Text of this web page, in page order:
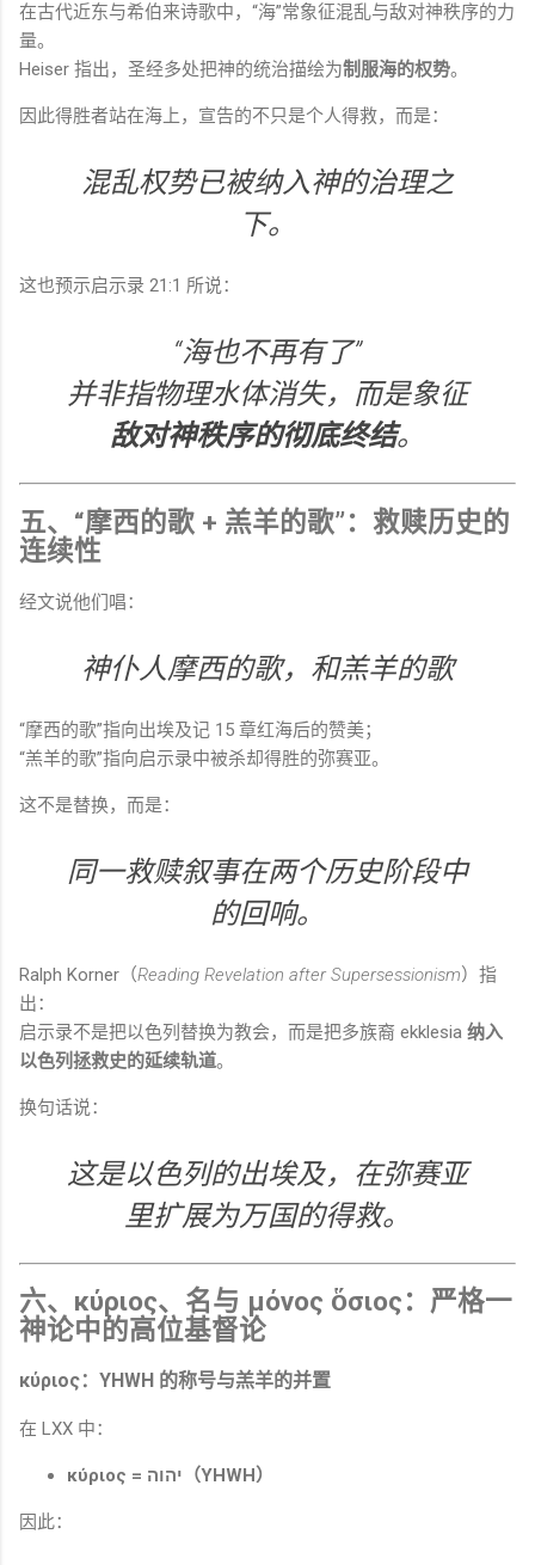
在古代近东与希伯来诗歌中，“海”常象征混乱与敌对神秩序的力
量。
Heiser 指出，圣经多处把神的统治描绘为制服海的权势。
因此得胜者站在海上，宣告的不只是个人得救，而是：
混乱权势已被纳入神的治理之
下。
这也预示启示录 21:1 所说：
“海也不再有了”
并非指物理水体消失，而是象征
敌对神秩序的彻底终结。
五、“摩西的歌 + 羔羊的歌”：救赎历史的
连续性
经文说他们唱：
神仆人摩西的歌，和羔羊的歌
“摩西的歌”指向出埃及记 15 章红海后的赞美；
“羔羊的歌”指向启示录中被杀却得胜的弥赛亚。
这不是替换，而是：
同一救赎叙事在两个历史阶段中
的回响。
Ralph Korner（Reading Revelation after Supersessionism）指
出：
启示录不是把以色列替换为教会，而是把多族裔 ekklesia 纳入
以色列拯救史的延续轨道。
换句话说：
这是以色列的出埃及，在弥赛亚
里扩展为万国的得救。
六、κύριος、名与 μόνος ὅσιος：严格一
神论中的高位基督论
κύριος：YHWH 的称号与羔羊的并置
在 LXX 中：
κύριος = יהוה（YHWH）
因此：